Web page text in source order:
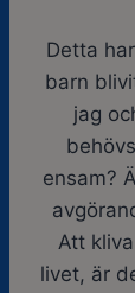
Detta
barn
jag
ensam?
Att
livet, är